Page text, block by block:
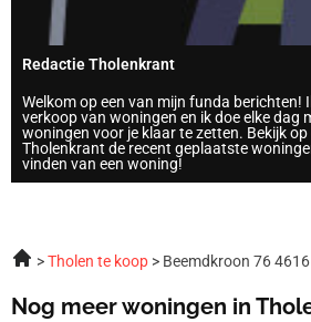
Redactie Tholenkrant
Welkom op een van mijn funda berichten!
verkoop van woningen en ik doe elke dag
woningen voor je klaar te zetten. Bekijk
Tholenkrant de recent geplaatste
vinden van een woning!
Tholen te koop Beemdkroon 76
Nog meer woningen in